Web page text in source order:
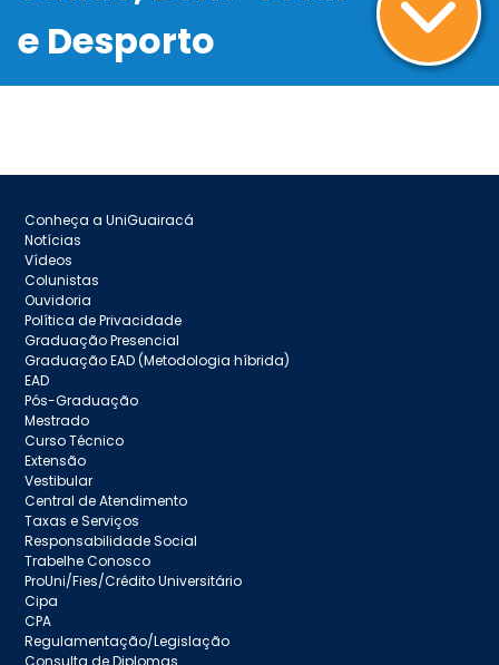
e Desporto
Conheça a UniGuairacá
Notícias
Vídeos
Colunistas
Ouvidoria
Política de Privacidade
Graduação Presencial
Graduação EAD (Metodologia híbrida)
EAD
Pós-Graduação
Mestrado
Curso Técnico
Extensão
Vestibular
Central de Atendimento
Taxas e Serviços
Responsabilidade Social
Trabelhe Conosco
ProUni/Fies/Crédito Universitário
Cipa
CPA
Regulamentação/Legislação
Consulta de Diplomas